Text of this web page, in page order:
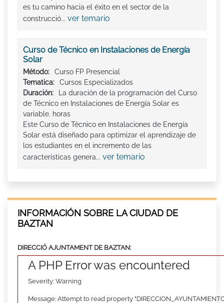
es tu camino hacia el éxito en el sector de la
construcció... ver temario
Curso de Técnico en Instalaciones de Energía
Solar
Método:
Curso FP Presencial
Tematica:
Cursos Especializados
Duración:
La duración de la programación del Curso
de Técnico en Instalaciones de Energía Solar es
variable. horas
Este Curso de Técnico en Instalaciones de Energía
Solar está diseñado para optimizar el aprendizaje de
los estudiantes en el incremento de las
características genera... ver temario
INFORMACIÓN SOBRE LA CIUDAD DE
BAZTAN
DIRECCIÓ AJUNTAMENT DE BAZTAN:
A PHP Error was encountered
Severity: Warning
Message: Attempt to read property